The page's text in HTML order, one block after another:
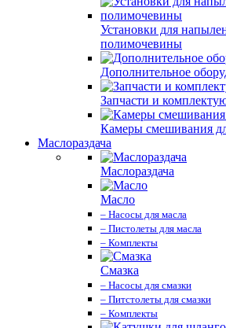
Установки для
полимочевины
Дополнительное
Запчасти и
Камеры смешивания
Маслораздача
Маслораздача
Масло
– Насосы для масла
– Пистолеты для масла
– Комплекты
Смазка
– Насосы для смазки
– Питстолеты для смазки
– Комплекты